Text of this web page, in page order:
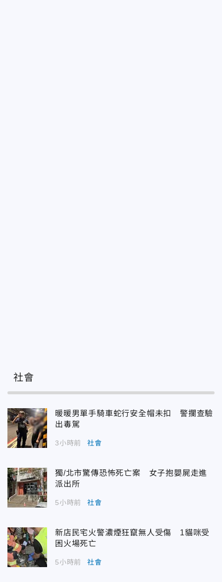
社會
暖暖男單手騎車蛇行安全帽未扣 警攔查驗
出毒駕
3小時前 社會
獨/北市驚傳恐怖死亡案 女子抱嬰屍走進
派出所
5小時前 社會
新店民宅火警濃煙狂竄無人受傷 1貓咪受
困火場死亡
5小時前 社會